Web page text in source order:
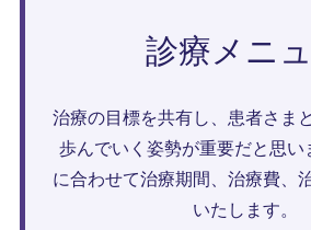
診療メニ
治療の目標を共有し、患者さま
歩んでいく姿勢が重要だと思い
に合わせて治療期間、治療費、
いたします。